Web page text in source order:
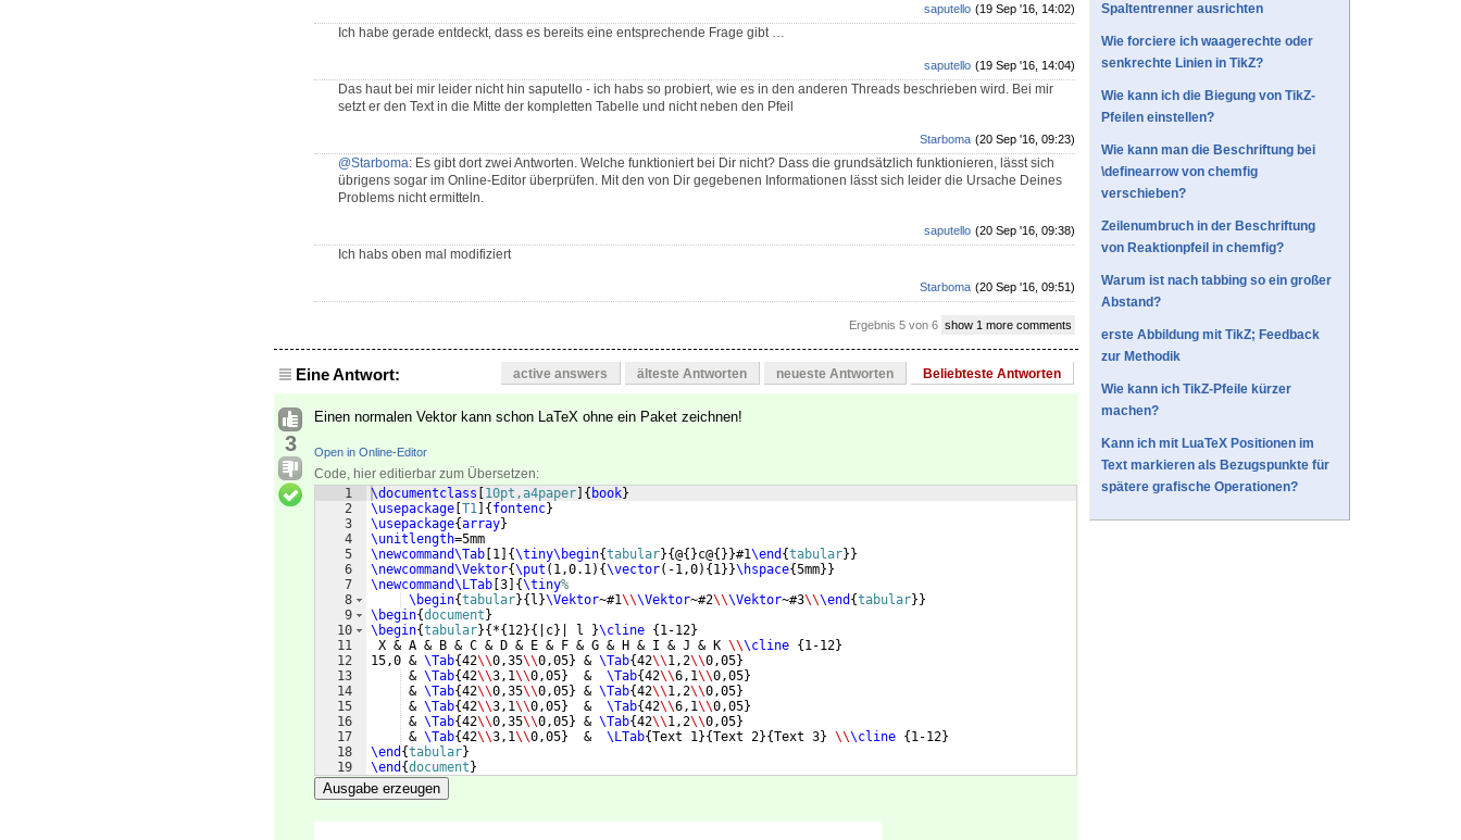
(19 Sep '16, 14:02)
saputello
Ich habe gerade entdeckt, dass es bereits eine entsprechende Frage gibt …
(19 Sep '16, 14:04)
saputello
Das haut bei mir leider nicht hin saputello - ich habs so probiert, wie es in den anderen Threads beschrieben wird. Bei mir
setzt er den Text in die Mitte der kompletten Tabelle und nicht neben den Pfeil
(20 Sep '16, 09:23)
Starboma
@Starboma: Es gibt dort zwei Antworten. Welche funktioniert bei Dir nicht? Dass die grundsätzlich funktionieren, lässt sich
übrigens sogar im Online-Editor überprüfen. Mit den von Dir gegebenen Informationen lässt sich leider die Ursache Deines
Problems nicht ermitteln.
(20 Sep '16, 09:38)
saputello
Ich habs oben mal modifiziert
(20 Sep '16, 09:51)
Starboma
Ergebnis 5 von 6 show 1 more comments
Eine Antwort: active answers älteste Antworten neueste Antworten Beliebteste Antworten
3
Einen normalen Vektor kann schon LaTeX ohne ein Paket zeichnen!
Open in Online-Editor
Code, hier editierbar zum Übersetzen:
1
2
3
4
5
6
7
8
9
10
11
12
13
14
15
16
17
18
19
\documentclass 10pt,a4paper { book}
\usepackage T1 { fontenc}
\usepackage{array}
\unitlength=5mm
\newcommand\Tab 1 {\tiny\begin{tabular}{@{ }c@{ }}#1\end {tabular} }
\newcommand\Vektor{\put ( 1,0.1) {\vector( -1,0) { 1}}\hspace{5mm}}
\newcommand\LTab 3 {\tiny%
\begin{tabular}{ l }\Vektor~#1\\\Vektor~#2\\\Vektor~#3\\\end {tabular} }
\begin{document }
\begin{tabular}{ *{ 12}{ |c} | l }\cline { 1-12}
X & A & B & C & D & E & F & G & H & I & J & K \\\cline { 1-12}
15,0 & \Tab{42\\0,35\\0,05} & \Tab{42\\1,2\\0,05}
& \Tab{42\\3,1\\0,05}
  &
\Tab{42\\6,1\\0,05}
& \Tab{42\\0,35\\0,05} & \Tab{42\\1,2\\0,05}
& \Tab{42\\3,1\\0,05}
  &
\Tab{42\\6,1\\0,05}
& \Tab{42\\0,35\\0,05} & \Tab{42\\1,2\\0,05}
& \Tab{42\\3,1\\0,05}
  &
\LTab{Text 1}{Text 2}{Text 3} \\\cline { 1-12}
\end {tabular}
\end {document }
Ausgabe erzeugen
Spaltentrenner ausrichten
Wie forciere ich waagerechte oder
senkrechte Linien in TikZ?
Wie kann ich die Biegung von TikZ-
Pfeilen einstellen?
Wie kann man die Beschriftung bei
\definearrow von chemfig
verschieben?
Zeilenumbruch in der Beschriftung
von Reaktionpfeil in chemfig?
Warum ist nach tabbing so ein großer
Abstand?
erste Abbildung mit TikZ; Feedback
zur Methodik
Wie kann ich TikZ-Pfeile kürzer
machen?
Kann ich mit LuaTeX Positionen im
Text markieren als Bezugspunkte für
spätere grafische Operationen?